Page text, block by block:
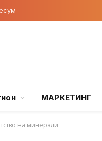
МАРКЕТИНГ
на минерали